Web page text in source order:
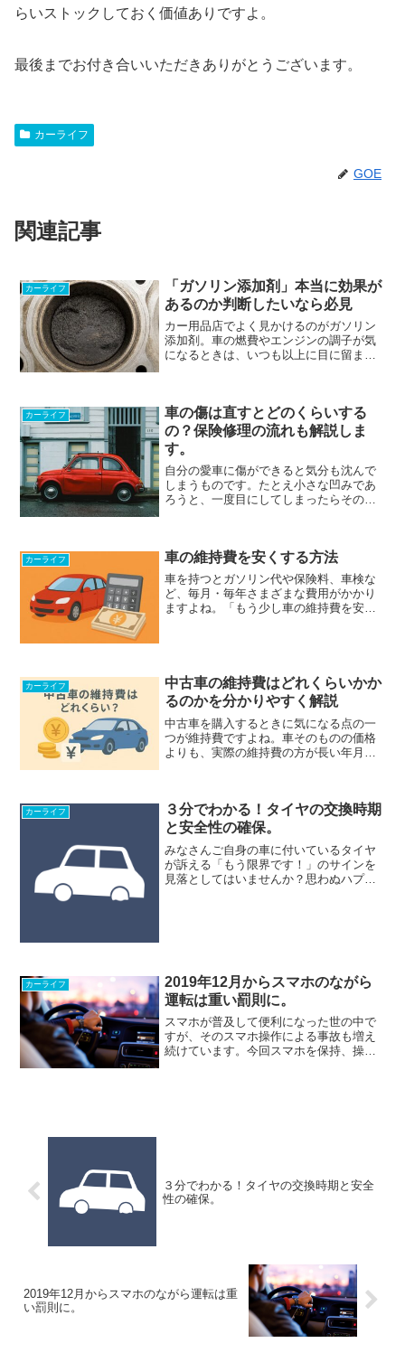
らいストックしておく価値ありですよ。
最後までお付き合いいただきありがとうございます。
カーライフ
GOE
関連記事
カーライフ
「ガソリン添加剤」本当に効果が
あるのか判断したいなら必見
カー用品店でよく見かけるのがガソリン
添加剤。車の燃費やエンジンの調子が気
になるときは、いつも以上に目に留まり
あるのか、今使うべきなの...
カーライフ
車の傷は直すとどのくらいする
の？保険修理の流れも解説しま
す。
自分の愛車に傷ができると気分も沈んで
しまうものです。たとえ小さな凹みであ
ろうと、一度目にしてしまったらその先
て、まずは理解を深めていただ...
カーライフ 車の維持費を安くする方法
車を持つとガソリン代や保険料、車検な
ど、毎月・毎年さまざまな費用がかかり
ますよね。「もう少し車の維持費を安く
カーライフ
中古車の維持費はどれくらいかか
るのかを分かりやすく解説
中古車を購入するときに気になる点の一
つが維持費ですよね。車そのものの価格
よりも、実際の維持費の方が長い年月で
はずです。特に中古車は状...
カーライフ
３分でわかる！タイヤの交換時期
と安全性の確保。
みなさんご自身の車に付いているタイヤ
が訴える「もう限界です！」のサインを
見落としてはいませんか？思わぬハプニ
カーライフ
2019年12月からスマホのながら
運転は重い罰則に。
スマホが普及して便利になった世の中で
すが、そのスマホ操作による事故も増え
続けています。今回スマホを保持、操作
３分でわかる！タイヤの交換時期と安全
性の確保。
2019年12月からスマホのながら運転は重
い罰則に。